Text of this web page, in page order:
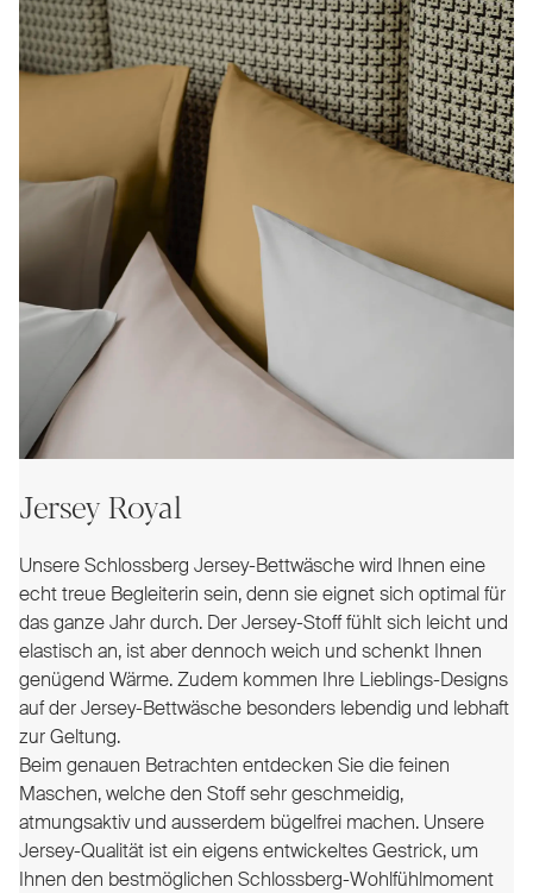
Jersey Royal
Unsere Schlossberg Jersey-Bettwäsche wird Ihnen eine
echt treue Begleiterin sein, denn sie eignet sich optimal für
das ganze Jahr durch. Der Jersey-Stoff fühlt sich leicht und
elastisch an, ist aber dennoch weich und schenkt Ihnen
genügend Wärme. Zudem kommen Ihre Lieblings-Designs
auf der Jersey-Bettwäsche besonders lebendig und lebhaft
zur Geltung.
Beim genauen Betrachten entdecken Sie die feinen
Maschen, welche den Stoff sehr geschmeidig,
atmungsaktiv und ausserdem bügelfrei machen. Unsere
Jersey-Qualität ist ein eigens entwickeltes Gestrick, um
Ihnen den bestmöglichen Schlossberg-Wohlfühlmoment